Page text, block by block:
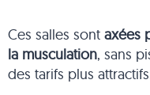
Ces salles sont axées
la musculation, sans
des tarifs plus